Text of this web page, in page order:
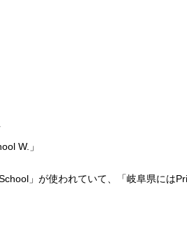
W.」
」が使われていて、「岐阜県には